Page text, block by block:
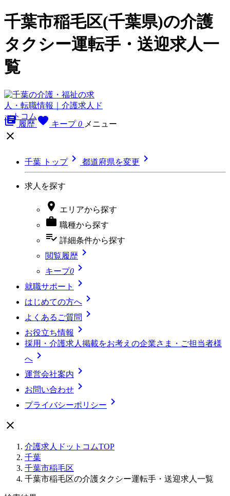
千葉市稲毛区(千葉県)の介護
タクシー運転手・送迎求人一
覧
library_books 履歴 favorite キープ 0 メニュー

千葉 トップ 都道府県を変更 
求人を探す
 エリアから探す
 職種から探す
playlist_add_check 詳細条件から探す
閲覧履歴 
キープ0 
就職サポート 
はじめての方へ 
よくあるご質問 
お役立ち情報 
採用・介護求人掲載をお考えの企業さま・ご担当者様
へ 
運営会社案内 
お問い合わせ 
プライバシーポリシー 

介護求人ドットコムTOP
千葉
千葉市稲毛区
千葉市稲毛区の介護タクシー運転手・送迎求人一覧